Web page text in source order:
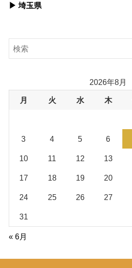
▶︎ 埼玉県
2026年8月
月 火 水 木
3 4 5 6
10 11 12 13
17 18 19 20
24 25 26 27
31
« 6月